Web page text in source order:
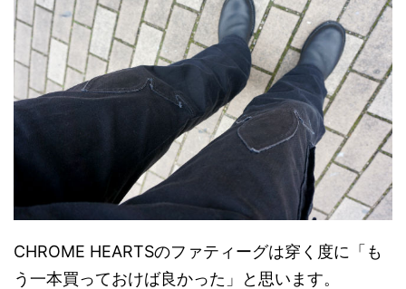
CHROME HEARTSのファティーグは穿く度に「も
う一本買っておけば良かった」と思います。